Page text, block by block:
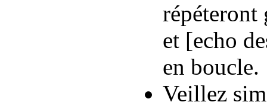
répéteront
et [echo
en boucle.
Veillez